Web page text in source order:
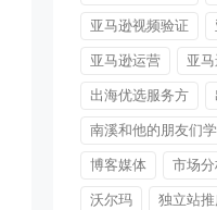
亚马逊视频验证
亚马逊运营 亚
出海优选服务方
南溪和他的朋友们
博客媒体 市场
沃尔玛 独立站